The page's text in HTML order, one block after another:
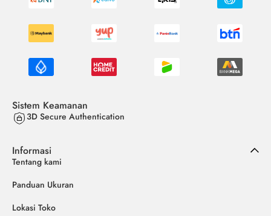
Sistem Keamanan
3D Secure Authentication
Informasi
Tentang kami
Panduan Ukuran
Lokasi Toko